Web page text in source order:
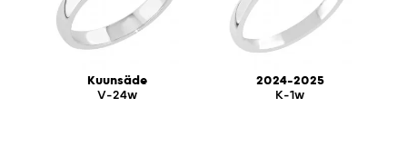
Kuunsäde
V-24w
2024-2025
K-1w